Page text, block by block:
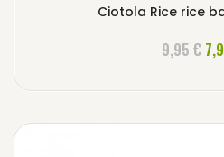
Ciotola Rice rice
9,95 €
AGGIUNGI AL